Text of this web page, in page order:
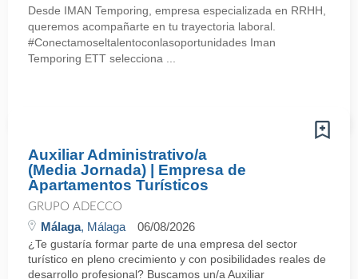
Desde IMAN Temporing, empresa especializada en RRHH,
queremos acompañarte en tu trayectoria laboral.
#Conectamoseltalentoconlasoportunidades Iman
Temporing ETT selecciona ...
Auxiliar Administrativo/a
(Media Jornada) | Empresa de
Apartamentos Turísticos
GRUPO ADECCO
Málaga, Málaga 06/08/2026
¿Te gustaría formar parte de una empresa del sector
turístico en pleno crecimiento y con posibilidades reales de
desarrollo profesional? Buscamos un/a Auxiliar